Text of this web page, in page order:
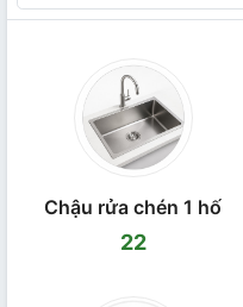
Chậu rửa chén 1 hố
22